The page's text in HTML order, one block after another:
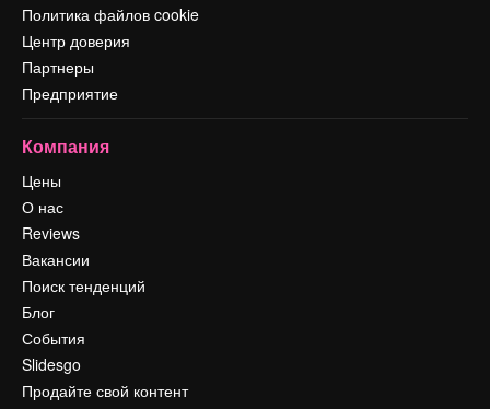
Политика файлов cookie
Центр доверия
Партнеры
Предприятие
Компания
Цены
О нас
Reviews
Вакансии
Поиск тенденций
Блог
События
Slidesgo
Продайте свой контент